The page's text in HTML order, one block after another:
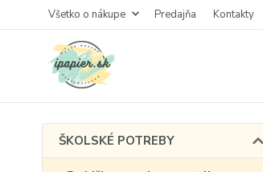
Všetko o nákupe Predajňa Kontakty
ŠKOLSKÉ POTREBY